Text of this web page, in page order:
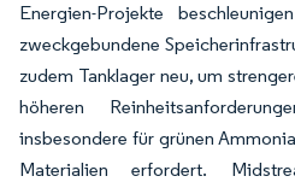
Energien-Projekte
zweckgebundene
zudem Tanklager neu, um
höheren
insbesondere für grünen
Materialien erfordert.